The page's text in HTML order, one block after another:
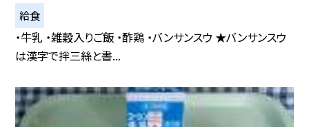
給食
・牛乳 ・雑穀入りご飯 ・酢鶏 ・バンサンスウ ★バンサンスウ
は漢字で拌三絲と書...